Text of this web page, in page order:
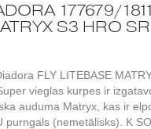
177679/
S3 HRO
FLY LITEBASE
vieglas kurpes ir
auduma Matryx, kas ir
purngals (nemetālisks). K